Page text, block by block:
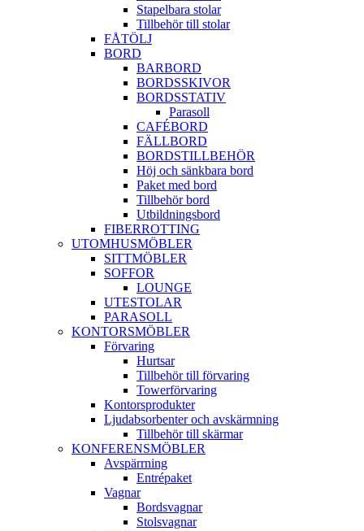
Stapelbara stolar
Tillbehör till stolar
FÅTÖLJ
BORD
BARBORD
BORDSSKIVOR
BORDSSTATIV
Parasoll
CAFÉBORD
FÄLLBORD
BORDSTILLBEHÖR
Höj och sänkbara bord
Paket med bord
Tillbehör bord
Utbildningsbord
FIBERROTTING
UTOMHUSMÖBLER
SITTMÖBLER
SOFFOR
LOUNGE
UTESTOLAR
PARASOLL
KONTORSMÖBLER
Förvaring
Hurtsar
Tillbehör till förvaring
Towerförvaring
Kontorsprodukter
Ljudabsorbenter och avskärmning
Tillbehör till skärmar
KONFERENSMÖBLER
Avspärrning
Entrépaket
Vagnar
Bordsvagnar
Stolsvagnar